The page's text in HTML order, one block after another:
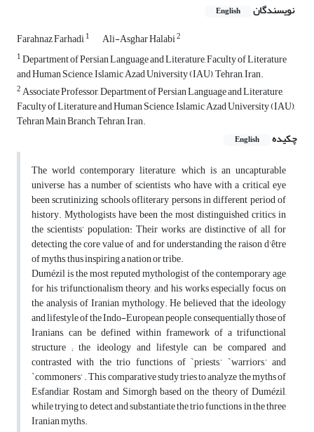
نویسندگان English
Farahnaz Farhadi1 Ali-Asghar Halabi2
1Department of Persian Language and Literature, Faculty of Literature
and Human Science, Islamic Azad University (IAU), Tehran, Iran.
2Associate Professor, Department of Persian Language and Literature,
Faculty of Literature and Human Science, Islamic Azad University (IAU),
Tehran Main Branch, Tehran, Iran.
چکیده
English
The world contemporary literature, which is an uncapturable
universe, has a number of scientists who have with a critical eye
been scrutinizing schools ofliterary persons in different period of
history. Mythologists have been the most distinguished critics in
the scientists’ population: Their works are distinctive of all for
detecting the core value of and for understanding the raison d'être
of myths, thus inspiring a nation or tribe.
Dumézil is the most reputed mythologist of the contemporary age
for his trifunctionalism theory, and his works especially focus on
the analysis of Iranian mythology. He believed that the ideology
and lifestyle of the Indo-European people, consequentially those of
Iranians, can be defined within framework of a trifunctional
structure ; the ideology and lifestyle can be compared and
contrasted with the trio functions of `priests,’ `warriors,’ and
`commoners’ . This comparative study tries to analyze the myths of
Esfandiar, Rostam and Simorgh based on the theory of Dumézil,
while trying to detect and substantiate the trio functions in the three
Iranian myths.